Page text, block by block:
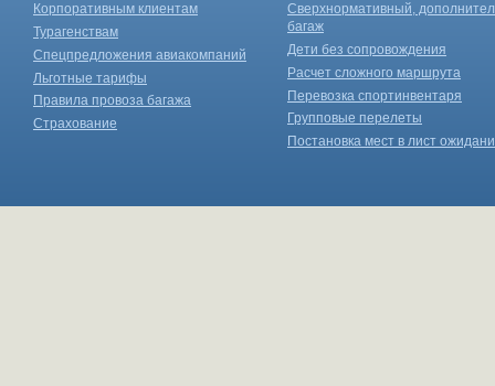
Корпоративным клиентам
Турагенствам
Спецпредложения авиакомпаний
Льготные тарифы
Правила провоза багажа
Страхование
Сверхнормативный,
багаж
Дети без сопровождения
Расчет сложного маршрута
Перевозка спортинвентаря
Групповые перелеты
Постановка мест в лист